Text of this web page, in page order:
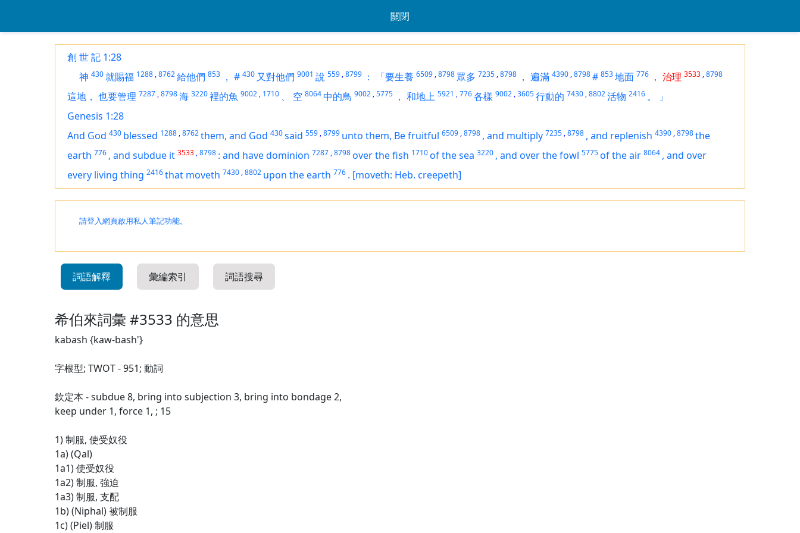
關閉
創 世 記 1:28
神 430就賜福 1288 ,8762給他們 853 ， # 430 又對他們 9001 說 559 ,8799 ： 「要生養 6509 ,8798 眾多 7235 ,8798 ， 遍滿 4390 ,8798# 853地面 776 ， 治理 3533 ,8798
這地， 也要管理 7287 ,8798海 3220裡的魚 9002 , 1710 、 空 8064中的鳥 9002 ,5775 ， 和地上 5921 ,776各樣 9002 ,3605行動的 7430 ,8802活物 2416 。
」
Genesis 1:28
And God 430 blessed 1288 ,8762them, and God 430said 559 ,8799 unto them, Be fruitful 6509 ,8798 , and multiply 7235 ,8798 , and replenish 4390 ,8798the
earth 776 , and subdue it 3533 ,8798 : and have dominion 7287 ,8798over the fish 1710of the sea 3220 , and over the fowl 5775of the air 8064 , and over
every living thing 2416that moveth 7430 ,8802 upon the earth 776 . [moveth: Heb. creepeth]
請登入網頁啟用私人筆記功能。
詞語解釋 彙編索引 詞語搜尋
希伯來詞彙 #3533 的意思
kabash {kaw-bash'}
字根型; TWOT - 951; 動詞
欽定本 - subdue 8, bring into subjection 3, bring into bondage 2,
keep under 1, force 1, ; 15
1) 制服, 使受奴役
1a) (Qal)
1a1) 使受奴役
1a2) 制服, 強迫
1a3) 制服, 支配
1b) (Niphal) 被制服
1c) (Piel) 制服